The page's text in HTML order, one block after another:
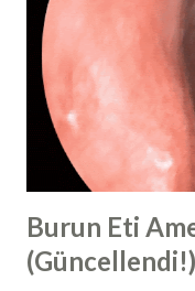
bahsediyoruz.
artmış kas büyümesi
aslında bu vücut
bir steroid adı
Rinoplasti ve revizyon
Burun Eti
(Güncellendi!)